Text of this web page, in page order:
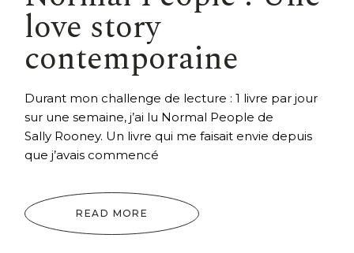
love story
contemporaine
Durant mon challenge de lecture : 1 livre par jour
sur une semaine, j’ai lu Normal People de
Sally Rooney. Un livre qui me faisait envie depuis
que j’avais commencé
READ MORE